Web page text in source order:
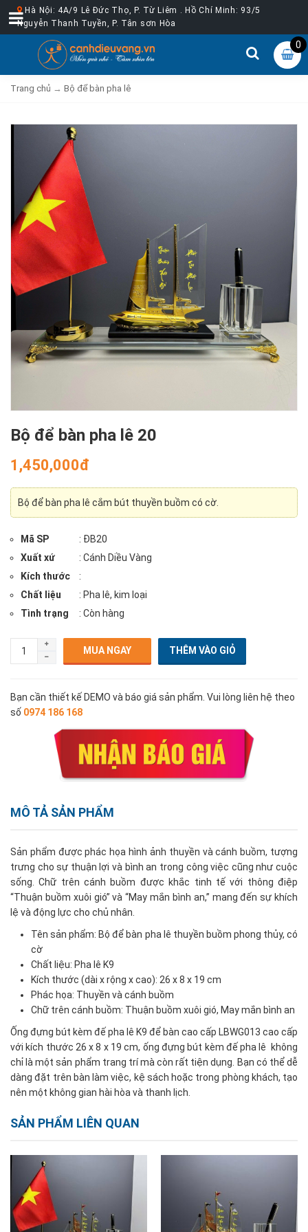
Hà Nội: 4A/9 Lê Đức Thọ, P. Từ Liêm . Hồ Chí Minh: 93/5
Nguyễn Thanh Tuyền, P. Tân sơn Hòa
0
Trang chủ → Bộ để bàn pha lê
Bộ để bàn pha lê 20
1,450,000đ
Bộ để bàn pha lê cắm bút thuyền buồm có cờ.
Mã SP
: ĐB20
Xuất xứ
: Cánh Diều Vàng
Kích thước
:
Chất liệu
: Pha lê, kim loại
Tình trạng
: Còn hàng
MUA NGAY
Bạn cần thiết kế DEMO và báo giá sản phẩm. Vui lòng liên hệ theo
số 0974 186 168
MÔ TẢ SẢN PHẨM
Sản phẩm được phác họa hình ảnh thuyền và cánh buồm, tượng
trưng cho sự thuận lợi và bình an trong công việc cũng như cuộc
sống. Chữ trên cánh buồm được khắc tinh tế với thông điệp
“Thuận buồm xuôi gió” và “May mắn bình an,” mang đến sự khích
lệ và động lực cho chủ nhân.
Tên sản phẩm: Bộ để bàn pha lê thuyền buồm phong thủy, có
cờ
Chất liệu: Pha lê K9
Kích thước (dài x rộng x cao): 26 x 8 x 19 cm
Phác họa: Thuyền và cánh buồm
Chữ trên cánh buồm: Thuận buồm xuôi gió, May mắn bình an
Ống đựng bút kèm đế pha lê K9 để bàn cao cấp LBWG013 cao cấp
với kích thước 26 x 8 x 19 cm, ống đựng bút kèm đế pha lê không
chỉ là một sản phẩm trang trí mà còn rất tiện dụng. Bạn có thể dễ
dàng đặt trên bàn làm việc, kệ sách hoặc trong phòng khách, tạo
nên một không gian hài hòa và thanh lịch.
SẢN PHẨM LIÊN QUAN